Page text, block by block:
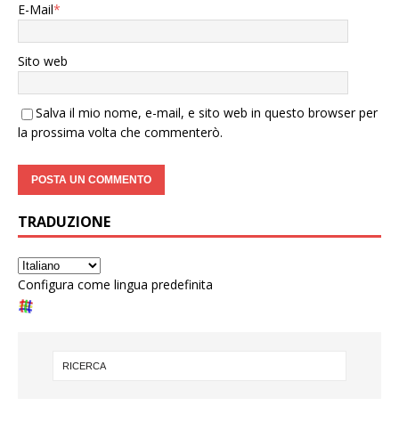
E-Mail*
Sito web
Salva il mio nome, e-mail, e sito web in questo browser per
la prossima volta che commenterò.
TRADUZIONE
Configura come lingua predefinita